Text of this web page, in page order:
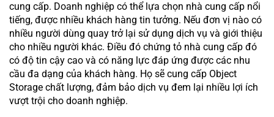
cung cấp. Doanh nghiệp có thể lựa chọn nhà cung cấp nổi
tiếng, được nhiều khách hàng tin tưởng. Nếu đơn vị nào có
nhiều người dùng quay trở lại sử dụng dịch vụ và giới thiệu
cho nhiều người khác. Điều đó chứng tỏ nhà cung cấp đó
có độ tin cậy cao và có năng lực đáp ứng được các nhu
cầu đa dạng của khách hàng. Họ sẽ cung cấp Object
Storage chất lượng, đảm bảo dịch vụ đem lại nhiều lợi ích
vượt trội cho doanh nghiệp.